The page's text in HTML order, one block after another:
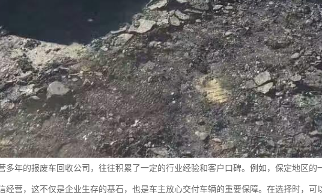
多年的报废车回收公司，往往积累了一定的行业经验和客户口碑。例如，保定地区
经营，这不仅是企业生存的基石，也是车主放心交付车辆的重要保障。在选择时，